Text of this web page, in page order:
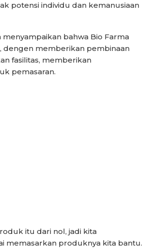
potensi individu dan kemanusiaan
menyampaikan bahwa Bio Farma
dengen memberikan pembinaan
fasilitas, memberikan
pemasaran.
itu dari nol, jadi kita
memasarkan produknya kita bantu.